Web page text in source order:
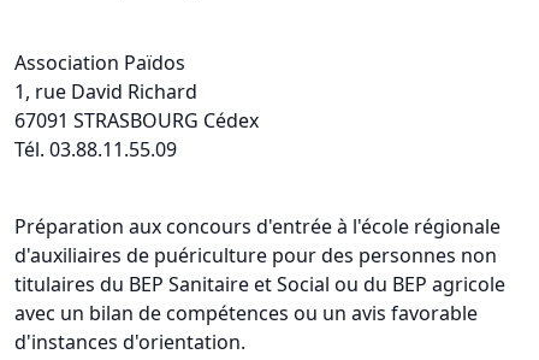
Association Païdos
1, rue David Richard
67091 STRASBOURG Cédex
Tél. 03.88.11.55.09
Préparation aux concours d'entrée à l'école régionale
d'auxiliaires de puériculture pour des personnes non
titulaires du BEP Sanitaire et Social ou du BEP agricole
avec un bilan de compétences ou un avis favorable
d'instances d'orientation.